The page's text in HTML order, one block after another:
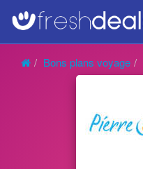
Bons plans voyage